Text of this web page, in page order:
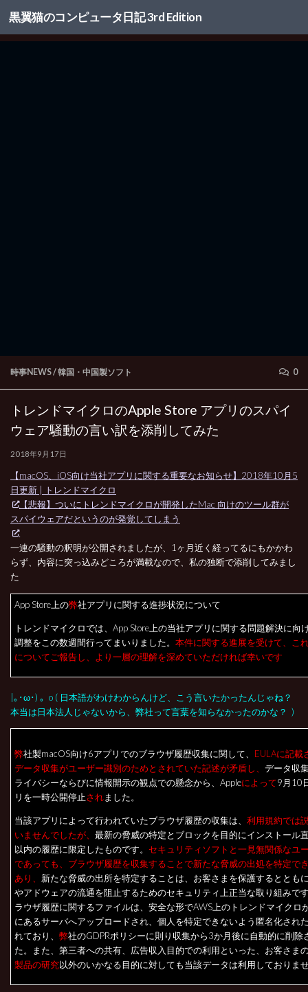
コンテンツへスキップ
黒翼猫のコンピュータ日記 3rd Edition
時事NEWS/韓国・中国製ソフト 0
トレンドマイクロのApple Store アプリのスパイ
ウェア騒動の言い訳を添削してみた
2018年9月17日
【macOS、iOS向け当社アプリに関する重要なお知らせ】2018年10月5
日更新 | トレンドマイクロ
【悲報】ついにトレンドマイクロが開発したMac 向けのツール群が
スパイウェアだというのが発覚してしまう
一連の騒動の釈明が公開されましたが、1ヶ月近く経ってるにもかかわ
らず、内容に突っ込みどころが満載なので、私の独断で添削してみまし
た
App Store上の弊社アプリに関する進捗状況について
トレンドマイクロでは、App Store上の当社アプリに関する問題解決に向
調整をこの数週間行ってまいりました。 本件に関する進展を受けて、こ
についてご報告し、より一層の理解を深めていただければ幸いです
|｡･ω･) 。o ( 日本語がわけわからんけど、こう言いたかったんじゃね？
本当は日本法人じゃないから、弊社って言葉を知らなかったのかな？ )
弊社製macOS向け6アプリでのブラウザ履歴収集に関して、 EULAに記載
データ収集がユーザー識別のためとされていた記述が矛盾し、 データ収
ライバシーならびに情報開示の観点での懸念から、Appleによって9月10
リを一時公開停止されました。
当該アプリによって行われていたブラウザ履歴の収集は、 利用規約では
いませんでしたが、 最新の脅威の特定とブロックを目的にインストール
以内の履歴に限定したものです。 セキュリティソフトと一見無関係なユ
であっても、ブラウザ履歴を収集することで新たな脅威の出処を特定で
あり、 新たな脅威の出所を特定することは、お客さまを保護するととも
やアドウェアの流通を阻止するためのセキュリティ上正当な取り組みで
ラウザ履歴に関するファイルは、安全な形でAWS上のトレンドマイクロ
にあるサーバへアップロードされ、個人を特定できないよう匿名化され
れており、 弊社のGDPRポリシーに則り収集から3か月後に自動的に削除
た。また、第三者への共有、広告収入目的での利用といった、お客さま
製品の研究以外のいかなる目的に対しても当該データは利用しておりま